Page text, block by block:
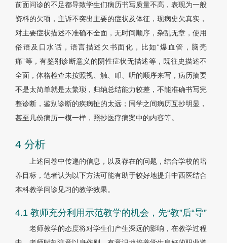
前面问诊的不足都导致学生们病历书写质量不高，表现为一般
资料的欠项，主诉不突出主要的症状及体征，现病史欠真实，
对主要症状描述不准确不全面，无时间顺序，杂乱无章，使用
俗语及口水话，语言描述欠书面化，比如“爆血管，脑壳
痛”等，有鉴别诊断意义的阴性症状无描述等，既往史描述不
全面，体格检查未按照视、触、叩、听的顺序来写，病历摘要
不是太简单就是太繁琐，归纳总结能力较差，不能准确书写完
整诊断，鉴别诊断的疾病扯的太远；同学之间病历互抄明显，
甚至几份病历一模一样，照抄医疗病案中的内容等。
4 分析
上述问卷中传递的信息，以及存在的问题，结合学校的培
养目标，笔者认为以下方法可能有助于较好地提升中西医结合
本科教学问诊见习的教学效果。
4.1 教师充分利用示范教学的机会，先“教”后“导”
老师教学的态度将对学生们产生深远的影响，在教学过程